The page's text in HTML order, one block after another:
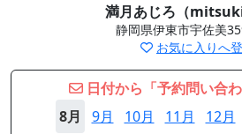
満月あじろ（
静岡県伊東市宇佐美
お気に入りへ
日付から「予約問い合わ
8月
9月 10月 11月 12月